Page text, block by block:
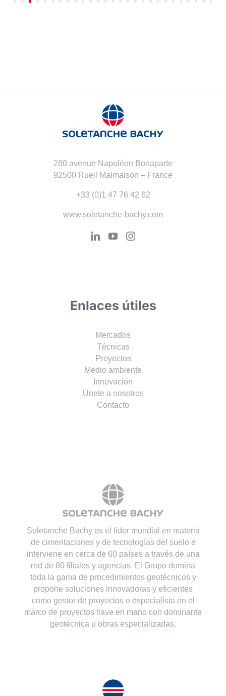
280 avenue Napoléon Bonaparte
Enlaces útiles
Mercados
Técnicas
Proyectos
Medio ambiente
Innovación
Únete a nosotros
Soletanche Bachy es el líder mundial en materia
de cimentaciones y de tecnologías del suelo e
interviene en cerca de 60 países a través de una
red de 80 filiales y agencias. El Grupo domina
toda la gama de procedimientos geotécnicos y
propone soluciones innovadoras y eficientes
como gestor de proyectos o especialista en el
marco de proyectos llave en mano con dominante